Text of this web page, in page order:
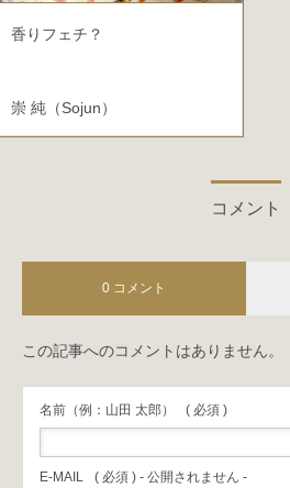
香りフェチ？
崇 純（Sojun）
コメント
0 コメント
この記事へのコメントはありません。
名前（例：山田 太郎） ( 必須 )
E-MAIL ( 必須 ) - 公開されません -